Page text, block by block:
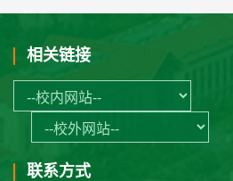
相关链接
联系方式